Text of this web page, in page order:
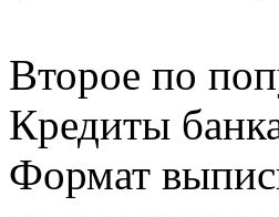
Второе по
Кредиты
Формат